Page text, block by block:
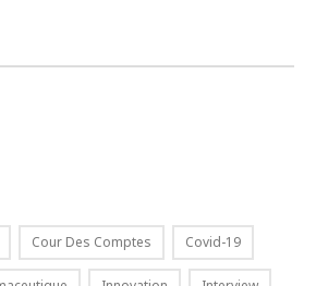
Cour Des Comptes Covid-19